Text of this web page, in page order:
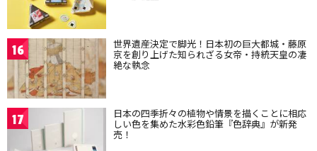
16 世界遺産決定で脚光！日本初の巨大都城・藤原
京を創り上げた知られざる女帝・持統天皇の凄
絶な執念
17 日本の四季折々の植物や情景を描くことに相応
しい色を集めた水彩色鉛筆『色辞典』が新発
売！